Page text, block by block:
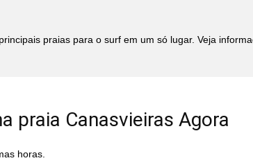
praias para o surf em um só lugar. Veja
praia Canasvieiras Agora
horas.